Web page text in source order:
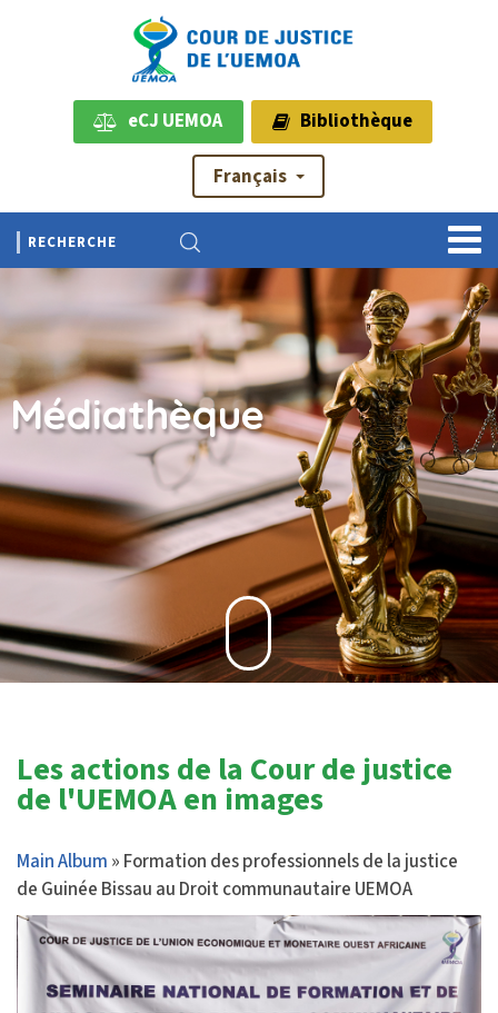
eCJ UEMOA Bibliothèque
Français
Médiathèque
Les actions de la Cour de justice
de l'UEMOA en images
Main Album » Formation des professionnels de la justice
de Guinée Bissau au Droit communautaire UEMOA